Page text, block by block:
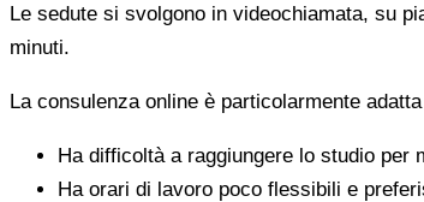
Le sedute si svolgono in videochiamata, su
minuti.
La consulenza online è particolarmente
Ha difficoltà a raggiungere lo studio per
Ha orari di lavoro poco flessibili e